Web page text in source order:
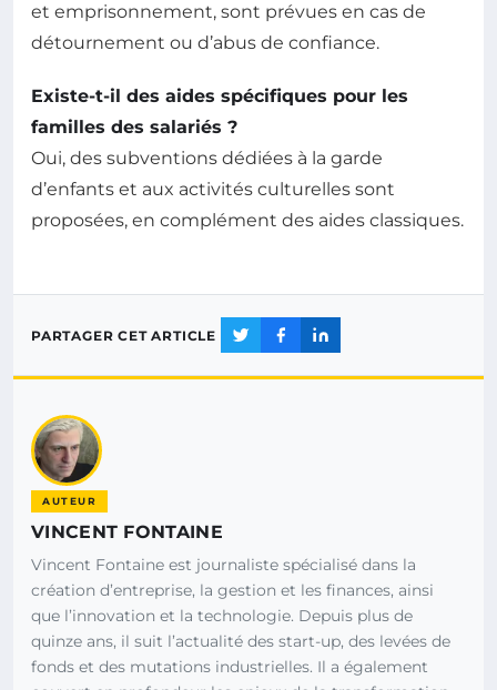
et emprisonnement, sont prévues en cas de
détournement ou d’abus de confiance.
Existe-t-il des aides spécifiques pour les
familles des salariés ?
Oui, des subventions dédiées à la garde
d’enfants et aux activités culturelles sont
proposées, en complément des aides classiques.
PARTAGER CET ARTICLE
AUTEUR
VINCENT FONTAINE
Vincent Fontaine est journaliste spécialisé dans la
création d’entreprise, la gestion et les finances, ainsi
que l’innovation et la technologie. Depuis plus de
quinze ans, il suit l’actualité des start-up, des levées de
fonds et des mutations industrielles. Il a également